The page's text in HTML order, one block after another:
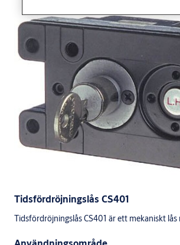
Tidsfördröjningslås CS401
Tidsfördröjningslås CS401 är ett mekaniskt lås